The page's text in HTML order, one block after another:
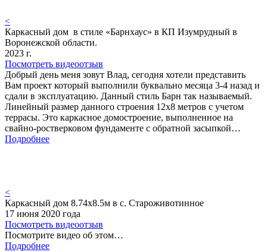
<
Каркасный дом в стиле «Барнхаус» в КП Изумрудный в
Воронежской области.
2023 г.
Посмотреть видеоотзыв
Добрый день меня зовут Влад, сегодня хотели представить
Вам проект который выполнили буквально месяца 3-4 назад и
сдали в эксплуатацию. Данный стиль Барн так называемый.
Линейный размер данного строения 12х8 метров с учетом
террасы. Это каркасное домостроение, выполненное на
свайно-ростверковом фундаменте с обратной засыпкой…
Подробнее
<
Каркасный дом 8.74х8.5м в с. Староживотинное
17 июня 2020 года
Посмотреть видеоотзыв
Посмотрите видео об этом…
Подробнее